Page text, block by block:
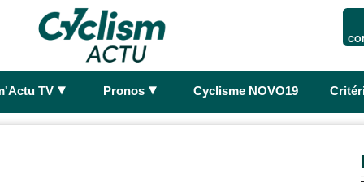
TV ► Pronos ► Cyclisme NOVO19